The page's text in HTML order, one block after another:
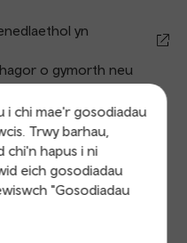
i chi mae'r gosodiadau
Trwy barhau,
chi'n hapus i ni
eich gosodiadau
"Gosodiadau
yn
o gymorth neu
y mae hyn yn cael ei
un a allai ei chael hi’n